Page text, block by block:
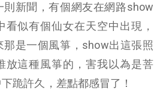
新聞，有個網友在網路show
看似有個仙女在天空中出現，
是一個風箏，show出這張照
放這種風箏的，害我以為是菩
跪許久，差點都感冒了！